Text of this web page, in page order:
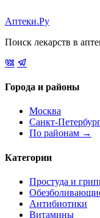
Аптеки.Ру
Поиск лекарств в
Города и районы
Москва
Санкт-
По районам →
Категории
Простуда и
Антибиотики
Витамины